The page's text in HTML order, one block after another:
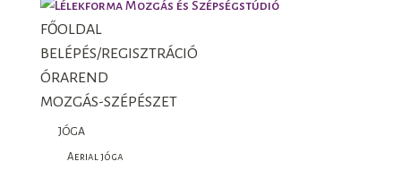
FŐOLDAL
BELÉPÉS/REGISZTRÁCIÓ
ÓRAREND
MOZGÁS-SZÉPÉSZET
JÓGA
Aerial jóga